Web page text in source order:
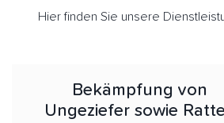
Hier finden Sie unsere
Bekämpfung von
Ungeziefer sowie